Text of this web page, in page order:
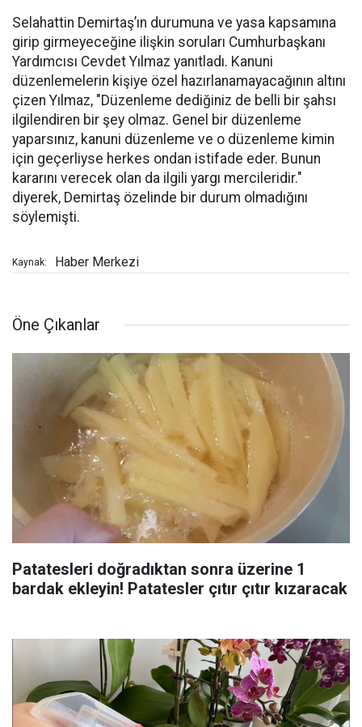
Selahattin Demirtaş’ın durumuna ve yasa kapsamına
girip girmeyeceğine ilişkin soruları Cumhurbaşkanı
Yardımcısı Cevdet Yılmaz yanıtladı. Kanuni
düzenlemelerin kişiye özel hazırlanamayacağının altını
çizen Yılmaz, "Düzenleme dediğiniz de belli bir şahsı
ilgilendiren bir şey olmaz. Genel bir düzenleme
yaparsınız, kanuni düzenleme ve o düzenleme kimin
için geçerliyse herkes ondan istifade eder. Bunun
kararını verecek olan da ilgili yargı mercileridir."
diyerek, Demirtaş özelinde bir durum olmadığını
söylemişti.
Kaynak: Haber Merkezi
Öne Çıkanlar
Patatesleri doğradıktan sonra üzerine 1
bardak ekleyin! Patatesler çıtır çıtır kızaracak